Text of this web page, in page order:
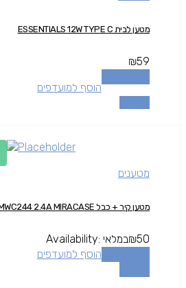
מטען לבית ESSENTIALS 12W TYPE C
₪59
הוסף למועדפים
מטענים
מטען קיר + כבל TYPE C MWC244 2.4A MIRACASE
₪50
Availability: במלאי
הוסף למועדפים